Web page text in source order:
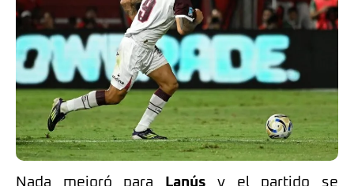
Nada mejoró para Lanús y el partido se